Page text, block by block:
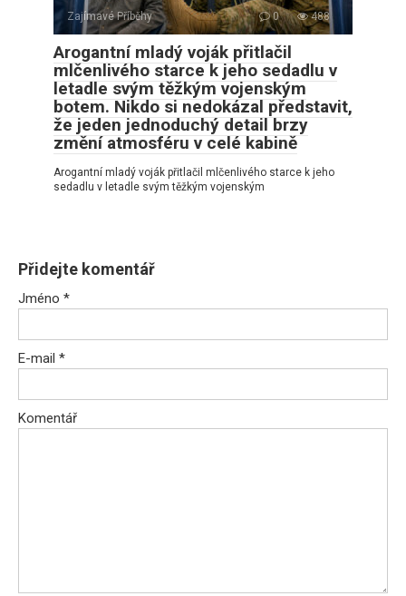
Zajímavé Příběhy 0 488
Arogantní mladý voják přitlačil
mlčenlivého starce k jeho sedadlu v
letadle svým těžkým vojenským
botem. Nikdo si nedokázal představit,
že jeden jednoduchý detail brzy
změní atmosféru v celé kabině
Arogantní mladý voják přitlačil mlčenlivého starce k jeho
sedadlu v letadle svým těžkým vojenským
Přidejte komentář
Jméno *
E-mail *
Komentář